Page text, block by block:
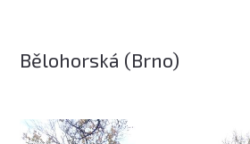
Bělohorská (Brno)